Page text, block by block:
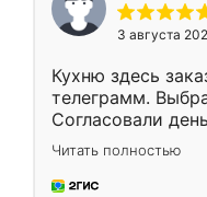
3 августа
Кухню здесь
телеграмм.
Согласовали
недели кухня
довольны
мебель за
Читать полностью